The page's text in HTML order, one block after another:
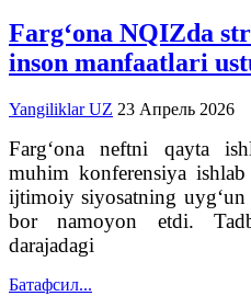
Farg‘ona NQIZda
inson manfaatlari
Yangiliklar UZ 23 Апрель 2026
Farg‘ona neftni qayta
muhim konferensiya
ijtimoiy siyosatning
bor namoyon etdi.
darajadagi
Батафсил...